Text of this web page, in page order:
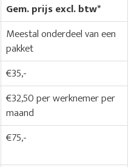
Gem. prijs excl. btw*
Meestal onderdeel van een
pakket
€35,-
€32,50 per werknemer per
maand
€75,-